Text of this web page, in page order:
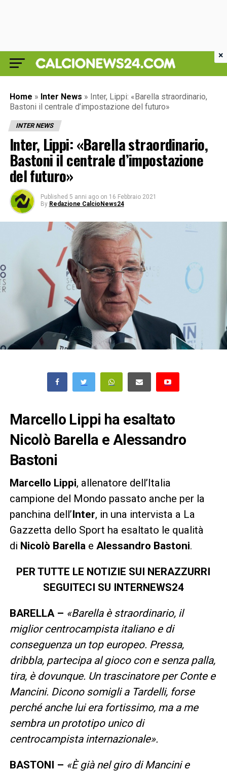
Home » Inter News » Inter, Lippi: «Barella straordinario,
Bastoni il centrale d’impostazione del futuro»
INTER NEWS
Inter, Lippi: «Barella straordinario,
Bastoni il centrale d’impostazione
del futuro»
Published 5 anni ago on 16 Febbraio 2021
By Redazione CalcioNews24
Marcello Lippi ha esaltato
Nicolò Barella e Alessandro
Bastoni
Marcello Lippi, allenatore dell’Italia
campione del Mondo passato anche per la
panchina dell’ Inter, in una intervista a La
Gazzetta dello Sport ha esaltato le qualità
di Nicolò Barella e Alessandro Bastoni.
PER TUTTE LE NOTIZIE SUI NERAZZURRI
SEGUITECI SU INTERNEWS24
BARELLA – «Barella è straordinario, il
miglior centrocampista italiano e di
conseguenza un top europeo. Pressa,
dribbla, partecipa al gioco con e senza palla,
tira, è dovunque. Un trascinatore per Conte e
Mancini. Dicono somigli a Tardelli, forse
perché anche lui era fortissimo, ma a me
sembra un prototipo unico di
centrocampista internazionale».
BASTONI – «È già nel giro di Mancini e
×